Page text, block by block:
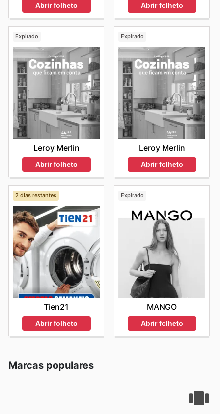
Abrir folheto Abrir folheto
Expirado
Leroy Merlin
Abrir folheto
Expirado
Leroy Merlin
Abrir folheto
2 dias restantes
Tien21
Abrir folheto
Expirado
MANGO
Abrir folheto
Marcas populares